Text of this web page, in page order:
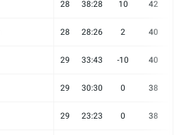
28 38:28 10 42
28 28:26 2 40
29 33:43 -10 40
29 30:30 0 38
29 23:23 0 38